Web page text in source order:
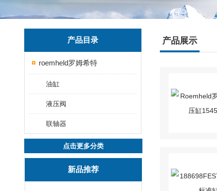
产品目录
roemheld罗姆希特
油缸
液压阀
联轴器
点击更多分类
新品推荐
产品展示